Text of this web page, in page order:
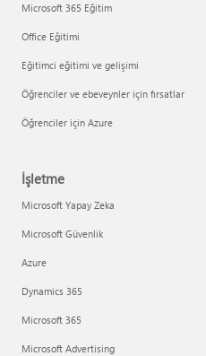
Microsoft 365 Eğitim
Office Eğitimi
Eğitimci eğitimi ve gelişimi
Öğrenciler ve ebeveynler için fırsatlar
Öğrenciler için Azure
İşletme
Microsoft Yapay Zeka
Microsoft Güvenlik
Azure
Dynamics 365
Microsoft 365
Microsoft Advertising